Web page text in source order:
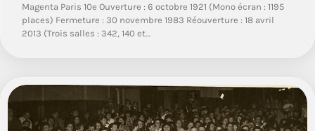
Magenta Paris 10e Ouverture : 6 octobre 1921 (Mono écran : 1195
places) Fermeture : 30 novembre 1983 Réouverture : 18 avril
2013 (Trois salles : 342, 140 et…